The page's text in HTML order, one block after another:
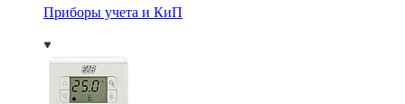
Приборы учета и КиП